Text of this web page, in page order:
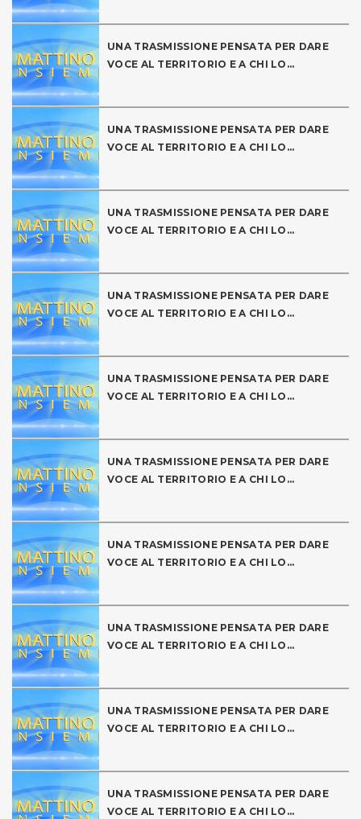
UNA TRASMISSIONE PENSATA PER DARE
VOCE AL TERRITORIO E A CHI LO...
UNA TRASMISSIONE PENSATA PER DARE
VOCE AL TERRITORIO E A CHI LO...
UNA TRASMISSIONE PENSATA PER DARE
VOCE AL TERRITORIO E A CHI LO...
UNA TRASMISSIONE PENSATA PER DARE
VOCE AL TERRITORIO E A CHI LO...
UNA TRASMISSIONE PENSATA PER DARE
VOCE AL TERRITORIO E A CHI LO...
UNA TRASMISSIONE PENSATA PER DARE
VOCE AL TERRITORIO E A CHI LO...
UNA TRASMISSIONE PENSATA PER DARE
VOCE AL TERRITORIO E A CHI LO...
UNA TRASMISSIONE PENSATA PER DARE
VOCE AL TERRITORIO E A CHI LO...
UNA TRASMISSIONE PENSATA PER DARE
VOCE AL TERRITORIO E A CHI LO...
UNA TRASMISSIONE PENSATA PER DARE
VOCE AL TERRITORIO E A CHI LO...